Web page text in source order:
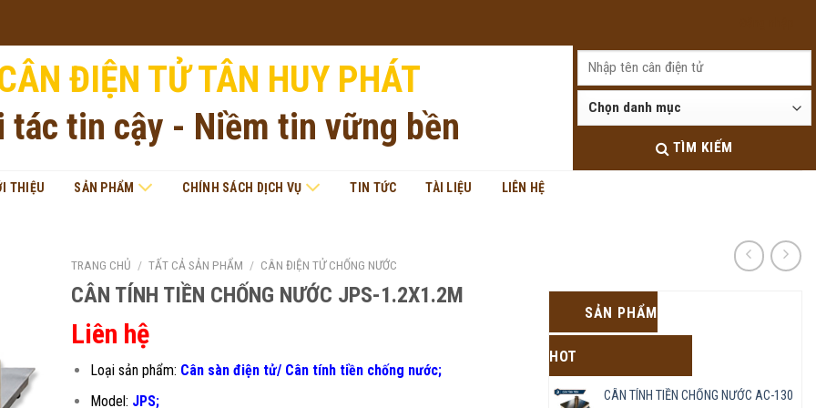
ĐIỆN TỬ TÂN HUY PHÁT
tác tin cậy - Niềm tin vững bền
TÌM KIẾM
THIỆU SẢN PHẨM CHÍNH SÁCH DỊCH VỤ TIN TỨC TÀI LIỆU LIÊN HỆ
TRANG CHỦ / TẤT CẢ SẢN PHẨM / CÂN ĐIỆN TỬ CHỐNG NƯỚC
CÂN TÍNH TIỀN CHỐNG NƯỚC JPS-1.2X1.2M
Liên hệ
Loại sản phẩm: Cân sàn điện tử/ Cân tính tiền chống nước;
Model: JPS;
SẢN PHẨM
HOT
CÂN TÍNH TIỀN CHỐNG NƯỚC AC-130